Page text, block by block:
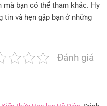
mà bạn có thể tham khảo. Hy
tin và hẹn gặp bạn ở những
Đánh giá